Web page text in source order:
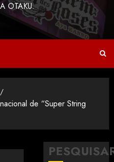
OTAKU.
de “Super String